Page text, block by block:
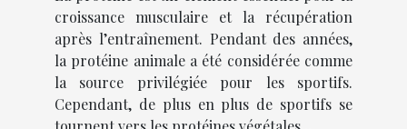
croissance musculaire et la récupération
après l’entraînement. Pendant des années,
la protéine animale a été considérée comme
la source privilégiée pour les sportifs.
Cependant, de plus en plus de sportifs se